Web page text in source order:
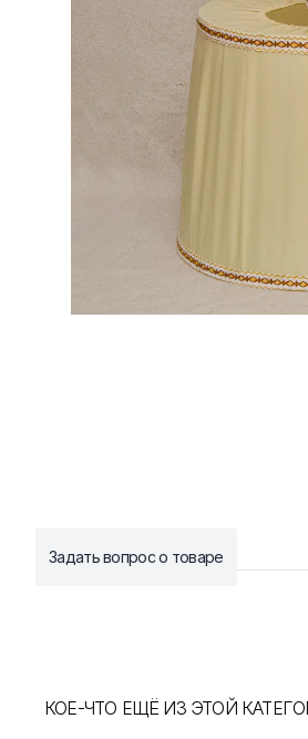
Задать вопрос о товаре
КОЕ-ЧТО ЕЩЁ ИЗ ЭТОЙ